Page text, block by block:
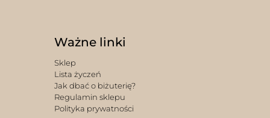
Ważne linki
Sklep
Lista życzeń
Jak dbać o biżuterię?
Regulamin sklepu
Polityka prywatności